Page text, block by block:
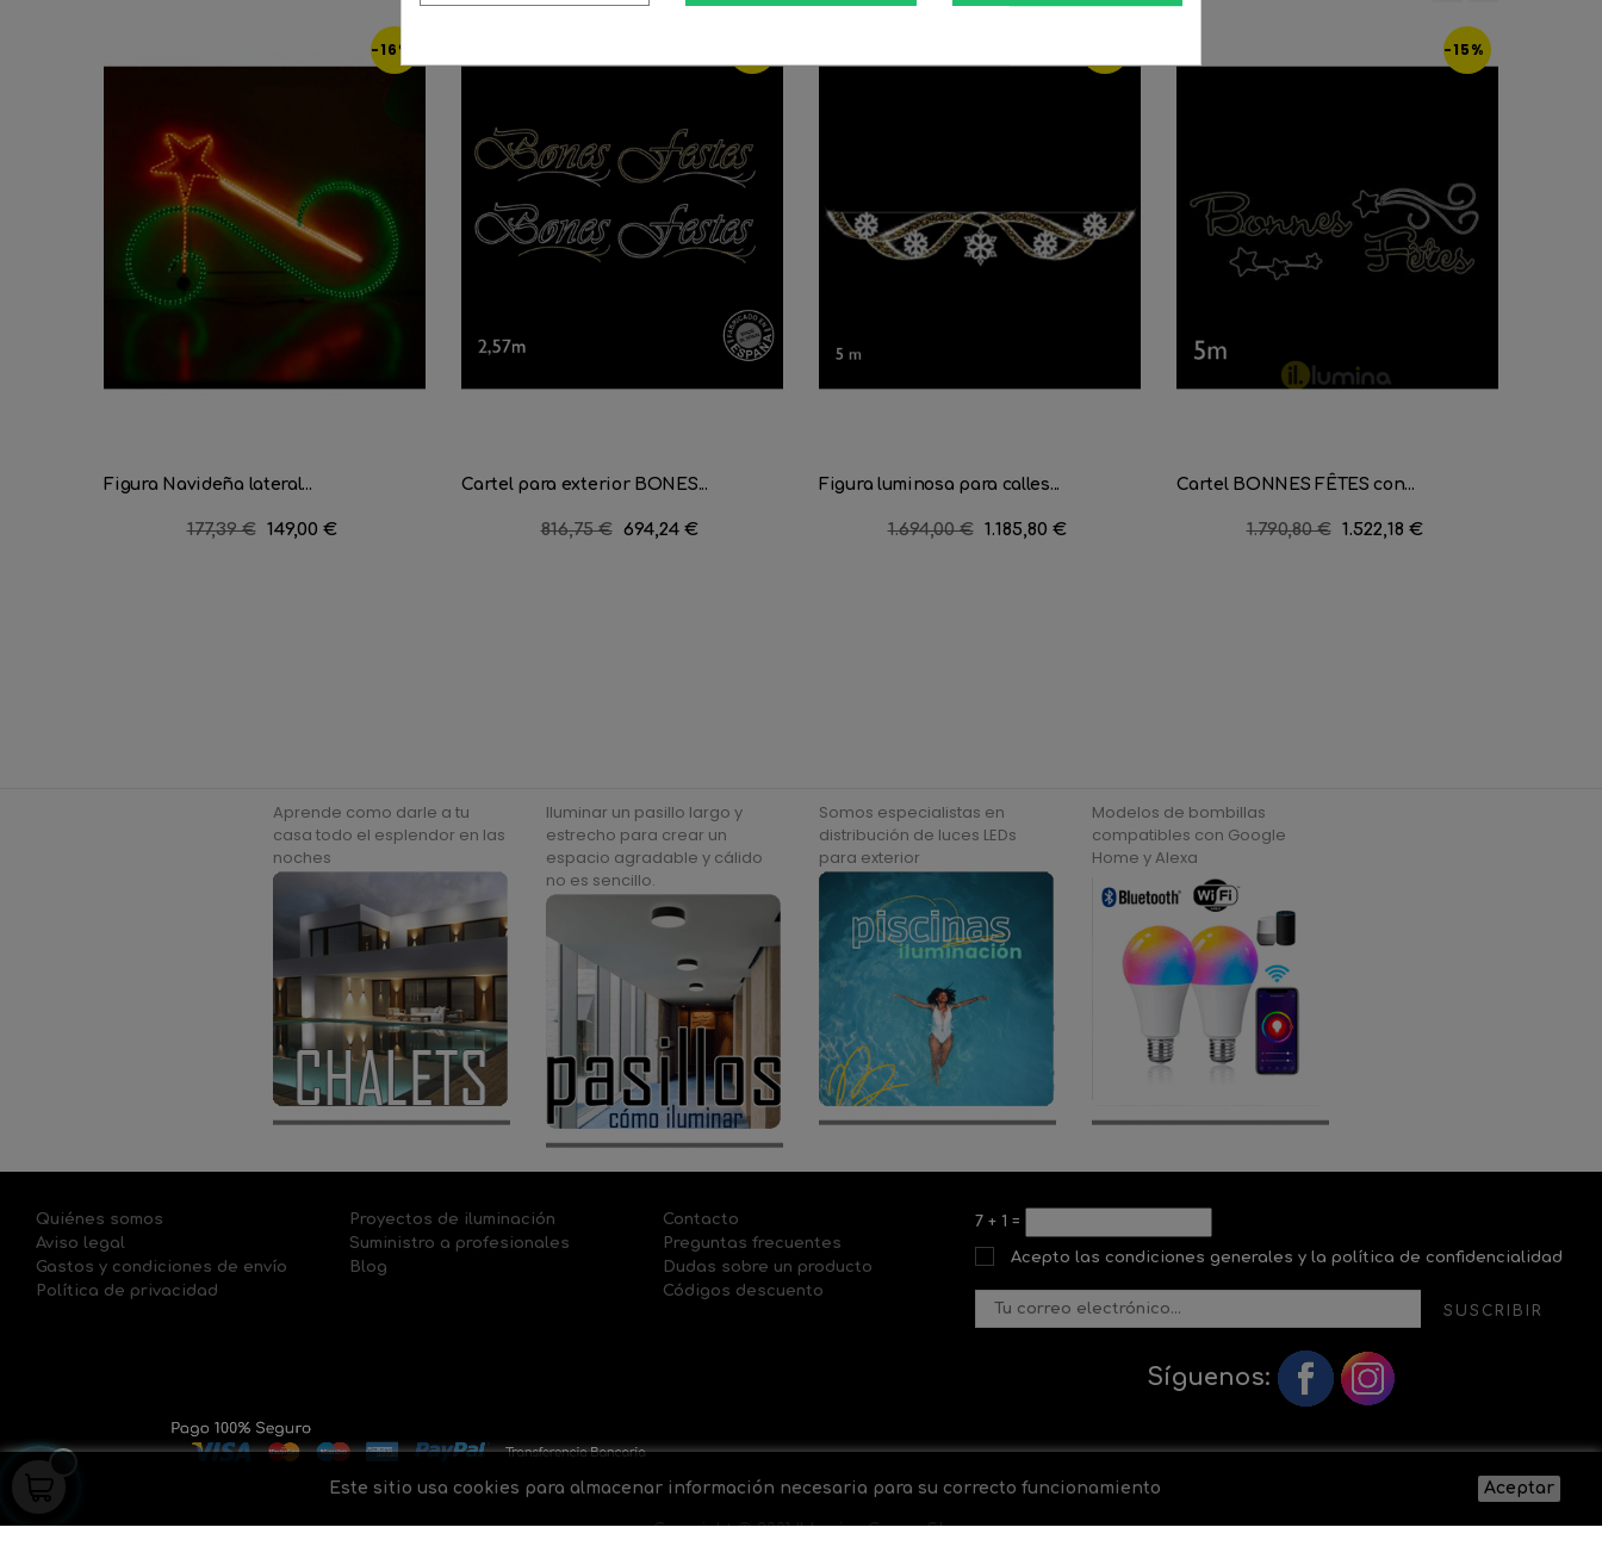
-16%
Figura Navideña lateral...
Precio
177,39 € Precio
149,00 €
Cartel para exterior BONES...
Precio
816,75 € Precio
694,24 €
Figura luminosa para calles...
Precio
1.694,00 € Precio
1.185,80 €
-15%
Cartel BONNES FÊTES con...
Precio
1.790,80 € Precio
1.522,18 €
Aprende como darle a tu
casa todo el esplendor en las
noches
Iluminar un pasillo largo y
estrecho para crear un
espacio agradable y cálido
no es sencillo.
Somos especialistas en
distribución de luces LEDs
para exterior
Modelos de bombillas
compatibles con Google
Home y Alexa
Quiénes somos
Aviso legal
Gastos y condiciones de envío
Política de privacidad
Proyectos de iluminación
Suministro a profesionales
Blog
Contacto
Preguntas frecuentes
Dudas sobre un producto
Códigos descuento
7 + 1 =
Acepto las condiciones generales y la política de confidencialidad
SUSCRIBIR
Síguenos:
Este sitio usa cookies para almacenar información necesaria para su correcto funcionamiento Aceptar
Copyright © 2001 Il-lumina Cosmo SL